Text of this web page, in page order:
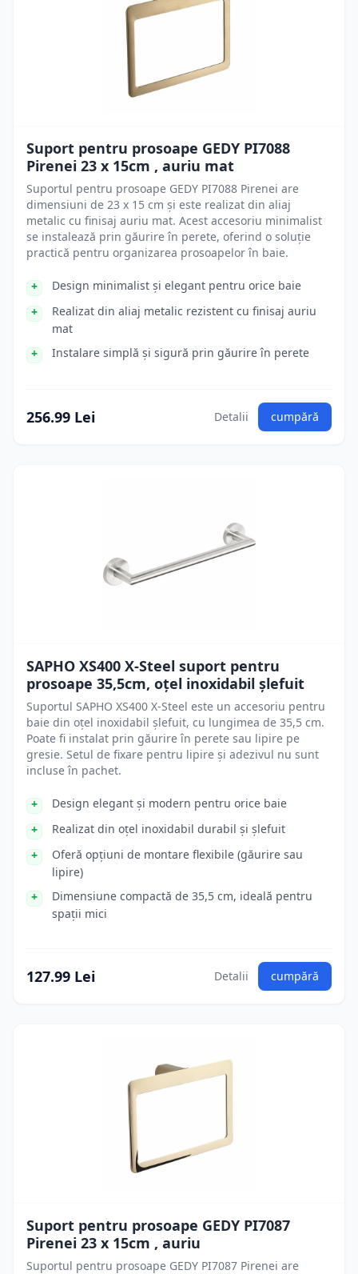
Suport pentru prosoape GEDY PI7088
Pirenei 23 x 15cm , auriu mat
Suportul pentru prosoape GEDY PI7088 Pirenei are
dimensiuni de 23 x 15 cm și este realizat din aliaj
metalic cu finisaj auriu mat. Acest accesoriu minimalist
se instalează prin găurire în perete, oferind o soluție
practică pentru organizarea prosoapelor în baie.
Design minimalist și elegant pentru orice baie
Realizat din aliaj metalic rezistent cu finisaj auriu
mat
Instalare simplă și sigură prin găurire în perete
256.99 Lei Detalii cumpără
SAPHO XS400 X-Steel suport pentru
prosoape 35,5cm, oțel inoxidabil șlefuit
Suportul SAPHO XS400 X-Steel este un accesoriu pentru
baie din oțel inoxidabil șlefuit, cu lungimea de 35,5 cm.
Poate fi instalat prin găurire în perete sau lipire pe
gresie. Setul de fixare pentru lipire și adezivul nu sunt
incluse în pachet.
Design elegant și modern pentru orice baie
Realizat din oțel inoxidabil durabil și șlefuit
Oferă opțiuni de montare flexibile (găurire sau
lipire)
Dimensiune compactă de 35,5 cm, ideală pentru
spații mici
127.99 Lei Detalii cumpără
Suport pentru prosoape GEDY PI7087
Pirenei 23 x 15cm , auriu
Suportul pentru prosoape GEDY PI7087 Pirenei are